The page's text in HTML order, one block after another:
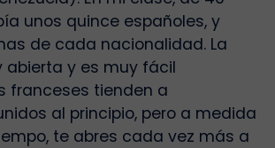
unos quince españoles, y
de cada nacionalidad. La
abierta y es muy fácil
franceses tienden a
al principio, pero a medida
te abres cada vez más a